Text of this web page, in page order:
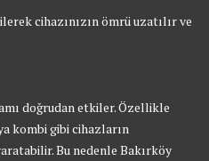
cihazınızın ömrü uzatılır ve
doğrudan etkiler. Özellikle
kombi gibi cihazların
Bu nedenle Bakırköy